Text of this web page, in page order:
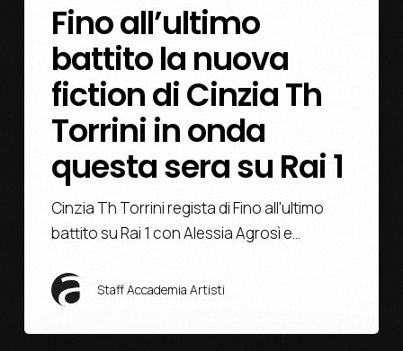
Fino all’ultimo
battito la nuova
fiction di Cinzia Th
Torrini in onda
questa sera su Rai 1
Cinzia Th Torrini regista di Fino all'ultimo
battito su Rai 1 con Alessia Agrosì e…
Staff Accademia Artisti